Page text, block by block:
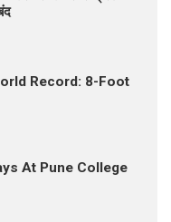
Record: 8-Foot
At Pune College